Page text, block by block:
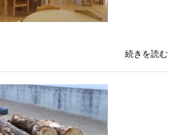
続きを読む